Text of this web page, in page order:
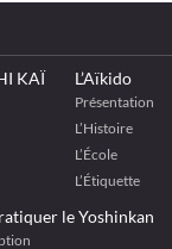
KAÏ L’Aïkido
Présentation
L’Histoire
L’École
L’Étiquette
le Yoshinkan